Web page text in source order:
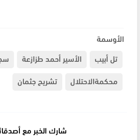
الأوسمة
تل أبيب
الأسير أحمد طزازعة
محكمةالاحتلال
تشريح جثمان
شارك الخبر مع